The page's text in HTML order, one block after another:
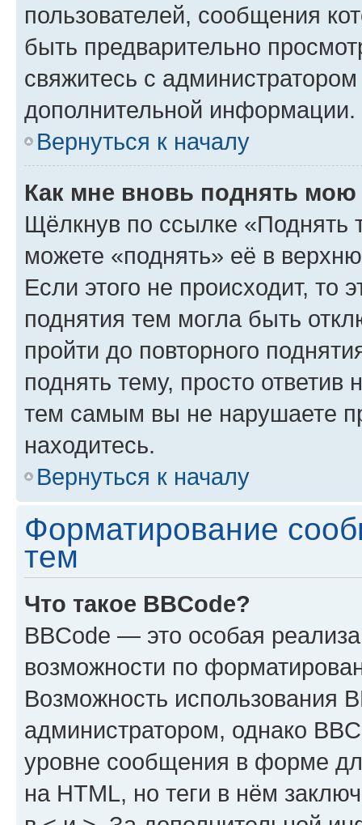
пользователей, сообщения
быть предварительно
свяжитесь с
дополнительной информации.
Вернуться к началу
Как мне вновь поднять мою
Щёлкнув по ссылке «Поднять
можете «поднять» её в
Если этого не происходит, то
поднятия тем могла быть
пройти до повторного
поднять тему, просто ответив
тем самым вы не нарушаете
находитесь.
Вернуться к началу
Форматирование
тем
Что такое BBCode?
BBCode — это особая
возможности по
Возможность использования
администратором, однако
уровне сообщения в форме
на HTML, но теги в нём